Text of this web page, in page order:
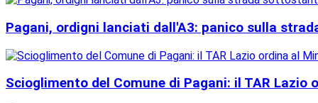
Pagani, ordigni lanciati dall'A3: panico sulla
Scioglimento del Comune di Pagani: il TAR